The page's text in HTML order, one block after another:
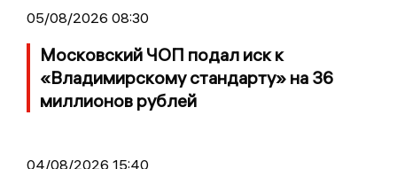
05/08/2026 08:30
Московский ЧОП подал иск к
«Владимирскому стандарту» на 36
миллионов рублей
04/08/2026 15:40